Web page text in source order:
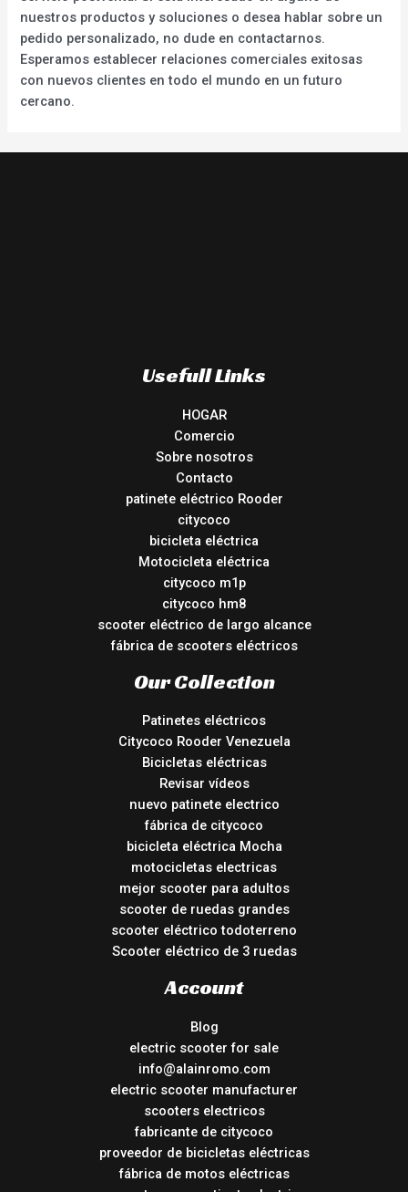
nuestros productos y soluciones o desea hablar sobre un
pedido personalizado, no dude en contactarnos.
Esperamos establecer relaciones comerciales exitosas
con nuevos clientes en todo el mundo en un futuro
cercano.
Usefull Links
HOGAR
Comercio
Sobre nosotros
Contacto
patinete eléctrico Rooder
citycoco
bicicleta eléctrica
Motocicleta eléctrica
citycoco m1p
citycoco hm8
scooter eléctrico de largo alcance
fábrica de scooters eléctricos
Our Collection
Patinetes eléctricos
Citycoco Rooder Venezuela
Bicicletas eléctricas
Revisar vídeos
nuevo patinete electrico
fábrica de citycoco
bicicleta eléctrica Mocha
motocicletas electricas
mejor scooter para adultos
scooter de ruedas grandes
scooter eléctrico todoterreno
Scooter eléctrico de 3 ruedas
Account
Blog
electric scooter for sale
info@alainromo.com
electric scooter manufacturer
scooters electricos
fabricante de citycoco
proveedor de bicicletas eléctricas
fábrica de motos eléctricas